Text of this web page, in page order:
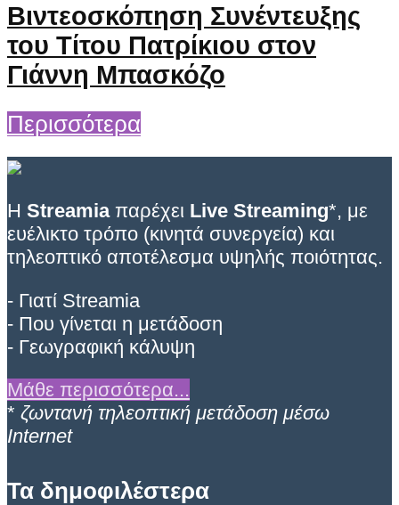
Βιντεοσκόπηση Συνέντευξης
του Τίτου Πατρίκιου στον
Γιάννη Μπασκόζο
Περισσότερα
Η Streamiaπαρέχει Live Streaming*, με
ευέλικτο τρόπο (κινητά συνεργεία) και
τηλεοπτικό αποτέλεσμα υψηλής ποιότητας.
- Γιατί Streamia
- Που γίνεται η μετάδοση
- Γεωγραφική κάλυψη
Μάθε περισσότερα...
* ζωντανή τηλεοπτική μετάδοση μέσω
Internet
Τα δημοφιλέστερα